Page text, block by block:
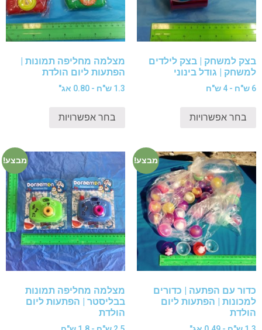
בצק למשחק | בצק לילדים
למשחק | גודל בינוני
6 ש"ח - 4 ש"ח
בחר אפשרויות
מצלמה מחליפה תמונות |
הפתעות ליום הולדת
1.3 ש"ח - 0.80 אג"
בחר אפשרויות
מבצע!
כדור עם הפתעה | כדורים
למכונות | הפתעות ליום
הולדת
מבצע!
מצלמה מחליפה תמונות
בבליסטר | הפתעות ליום
הולדת